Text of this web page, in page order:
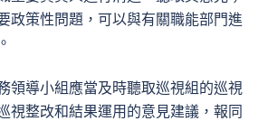
政策性問題，可以與有關職能部門進
導小組應當及時聽取巡視組的巡視
視整改和結果運用的意見建議，報同